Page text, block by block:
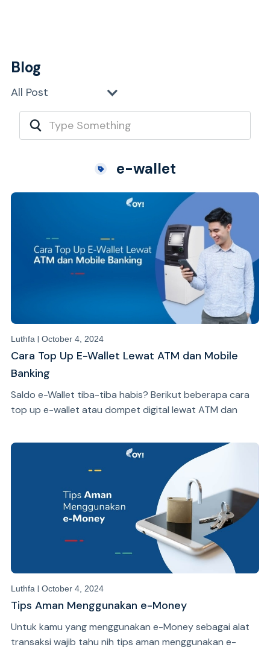
Blog
All Post
e-wallet
Luthfa | October 4, 2024
Cara Top Up E-Wallet Lewat ATM dan Mobile
Banking
Saldo e-Wallet tiba-tiba habis? Berikut beberapa cara
top up e-wallet atau dompet digital lewat ATM dan
Luthfa | October 4, 2024
Tips Aman Menggunakan e-Money
Untuk kamu yang menggunakan e-Money sebagai alat
transaksi wajib tahu nih tips aman menggunakan e-